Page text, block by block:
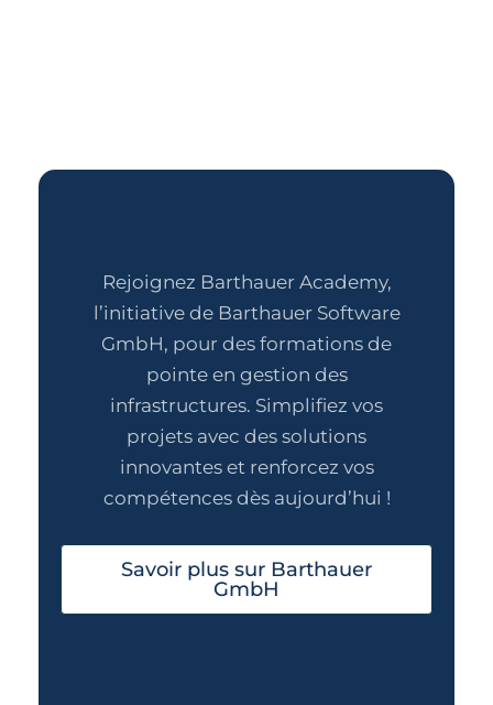
Rejoignez Barthauer Academy,
l’initiative de Barthauer Software
GmbH, pour des formations de
pointe en gestion des
infrastructures. Simplifiez vos
projets avec des solutions
innovantes et renforcez vos
compétences dès aujourd’hui !
Savoir plus sur Barthauer
GmbH